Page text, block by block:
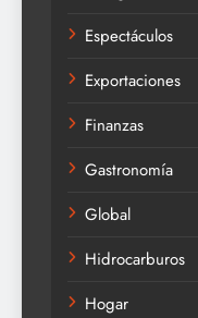
Espectáculos
Exportaciones
Finanzas
Gastronomía
Global
Hidrocarburos
Hogar